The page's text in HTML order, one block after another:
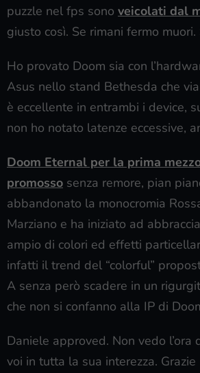
puzzle nel fps sono veicolati dal
giusto così. Se rimani fermo muori.
Ho provato Doom sia con
Asus nello stand Bethesda che
è eccellente in entrambi i device,
non ho notato latenze eccessive,
Doom Eternal per la prima
promosso senza remore, pian
abbandonato la monocromia
Marziano e ha iniziato ad
ampio di colori ed effetti
infatti il trend del “colorful”
A senza però scadere in un
che non si confanno alla IP di
Daniele approved. Non vedo l’ora
voi in tutta la sua interezza.